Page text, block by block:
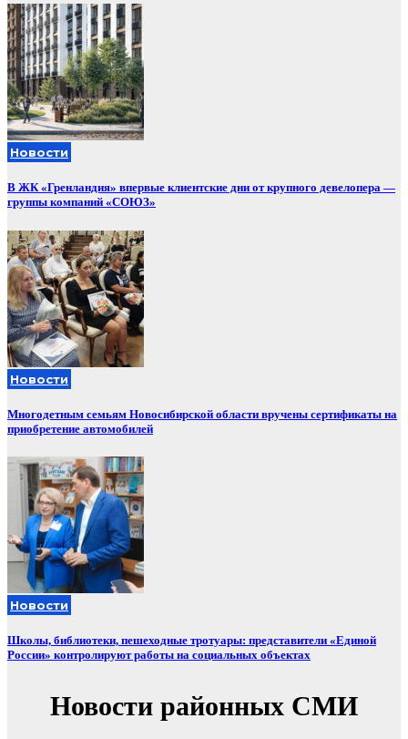
Новости
В ЖК «Гренландия» впервые клиентские дни от крупного девелопера —
группы компаний «СОЮЗ»
Новости
Многодетным семьям Новосибирской области вручены сертификаты на
приобретение автомобилей
Новости
Школы, библиотеки, пешеходные тротуары: представители «Единой
России» контролируют работы на социальных объектах